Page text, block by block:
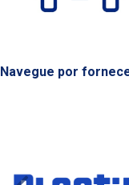
Navegue por